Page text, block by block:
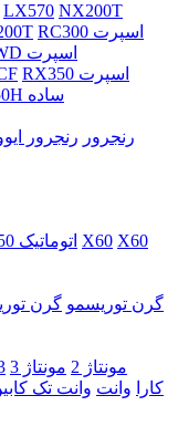
LX570 NX200T
RC300 اسپرت
RC350AWD اسپرت
RX350 اسپرت
RX450H ساده
رنجرور رنجرور
X50 اتوماتیک X60 X60
گرن توریسمو گرن
مونتاژ 2
مونتاژ 3 3
کارا وانت وانت تک